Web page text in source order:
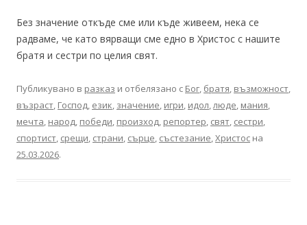
Без значение откъде сме или къде живеем, нека се
радваме, че като вярващи сме едно в Христос с нашите
братя и сестри по целия свят.
Публикувано в разказ и отбелязано с Бог, братя, възможност,
възраст, Господ, език, значение, игри, идол,люде, мания,
мечта, народ, победи, произход, репортер, свят, сестри,
спортист, срещи, страни, сърце, състезание,Христос на
25.03.2026.